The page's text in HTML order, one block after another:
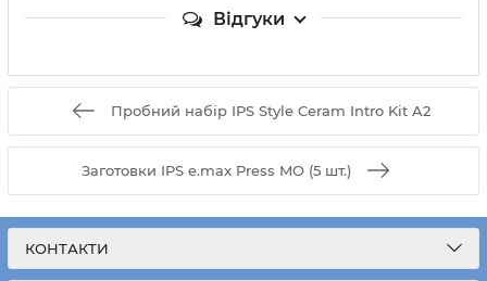
Відгуки
Пробний набір IPS Style Ceram Intro Kit A2
Заготовки IPS e.max Press MO (5 шт.)
КОНТАКТИ